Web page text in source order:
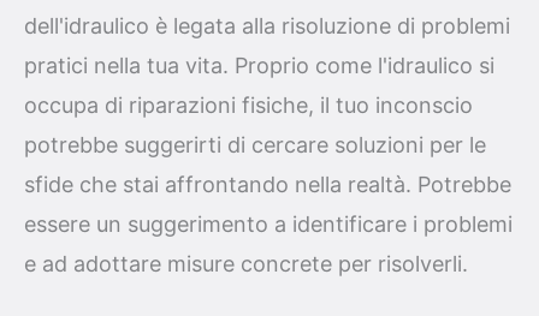
dell'idraulico è legata alla risoluzione di problemi
pratici nella tua vita. Proprio come l'idraulico si
occupa di riparazioni fisiche, il tuo inconscio
potrebbe suggerirti di cercare soluzioni per le
sfide che stai affrontando nella realtà. Potrebbe
essere un suggerimento a identificare i problemi
e ad adottare misure concrete per risolverli.